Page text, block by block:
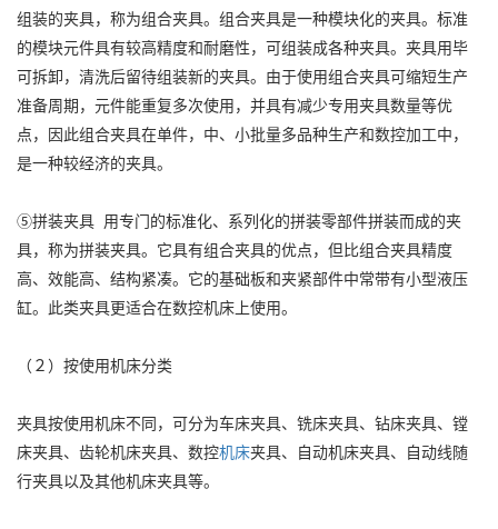
组装的夹具，称为组合夹具。组合夹具是一种模块化的夹具。标准
的模块元件具有较高精度和耐磨性，可组装成各种夹具。夹具用毕
可拆卸，清洗后留待组装新的夹具。由于使用组合夹具可缩短生产
准备周期，元件能重复多次使用，并具有减少专用夹具数量等优
点，因此组合夹具在单件，中、小批量多品种生产和数控加工中，
是一种较经济的夹具。
⑤拼装夹具 用专门的标准化、系列化的拼装零部件拼装而成的夹
具，称为拼装夹具。它具有组合夹具的优点，但比组合夹具精度
高、效能高、结构紧凑。它的基础板和夹紧部件中常带有小型液压
缸。此类夹具更适合在数控机床上使用。
（２）按使用机床分类
夹具按使用机床不同，可分为车床夹具、铣床夹具、钻床夹具、镗
床夹具、齿轮机床夹具、数控机床夹具、自动机床夹具、自动线随
行夹具以及其他机床夹具等。